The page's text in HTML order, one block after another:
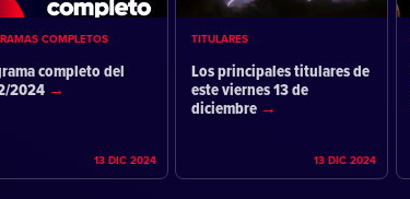
COMPLETOS
completo del
2024
13 DIC 2024
TITULARES
Los principales titulares de
este viernes 13 de
diciembre
13 DIC 2024